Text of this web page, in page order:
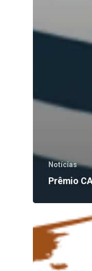
Notícias
Prêmio